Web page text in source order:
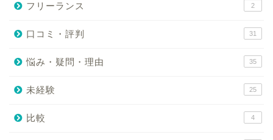
フリーランス 2
口コミ・評判 31
悩み・疑問・理由 35
未経験 25
比較 4